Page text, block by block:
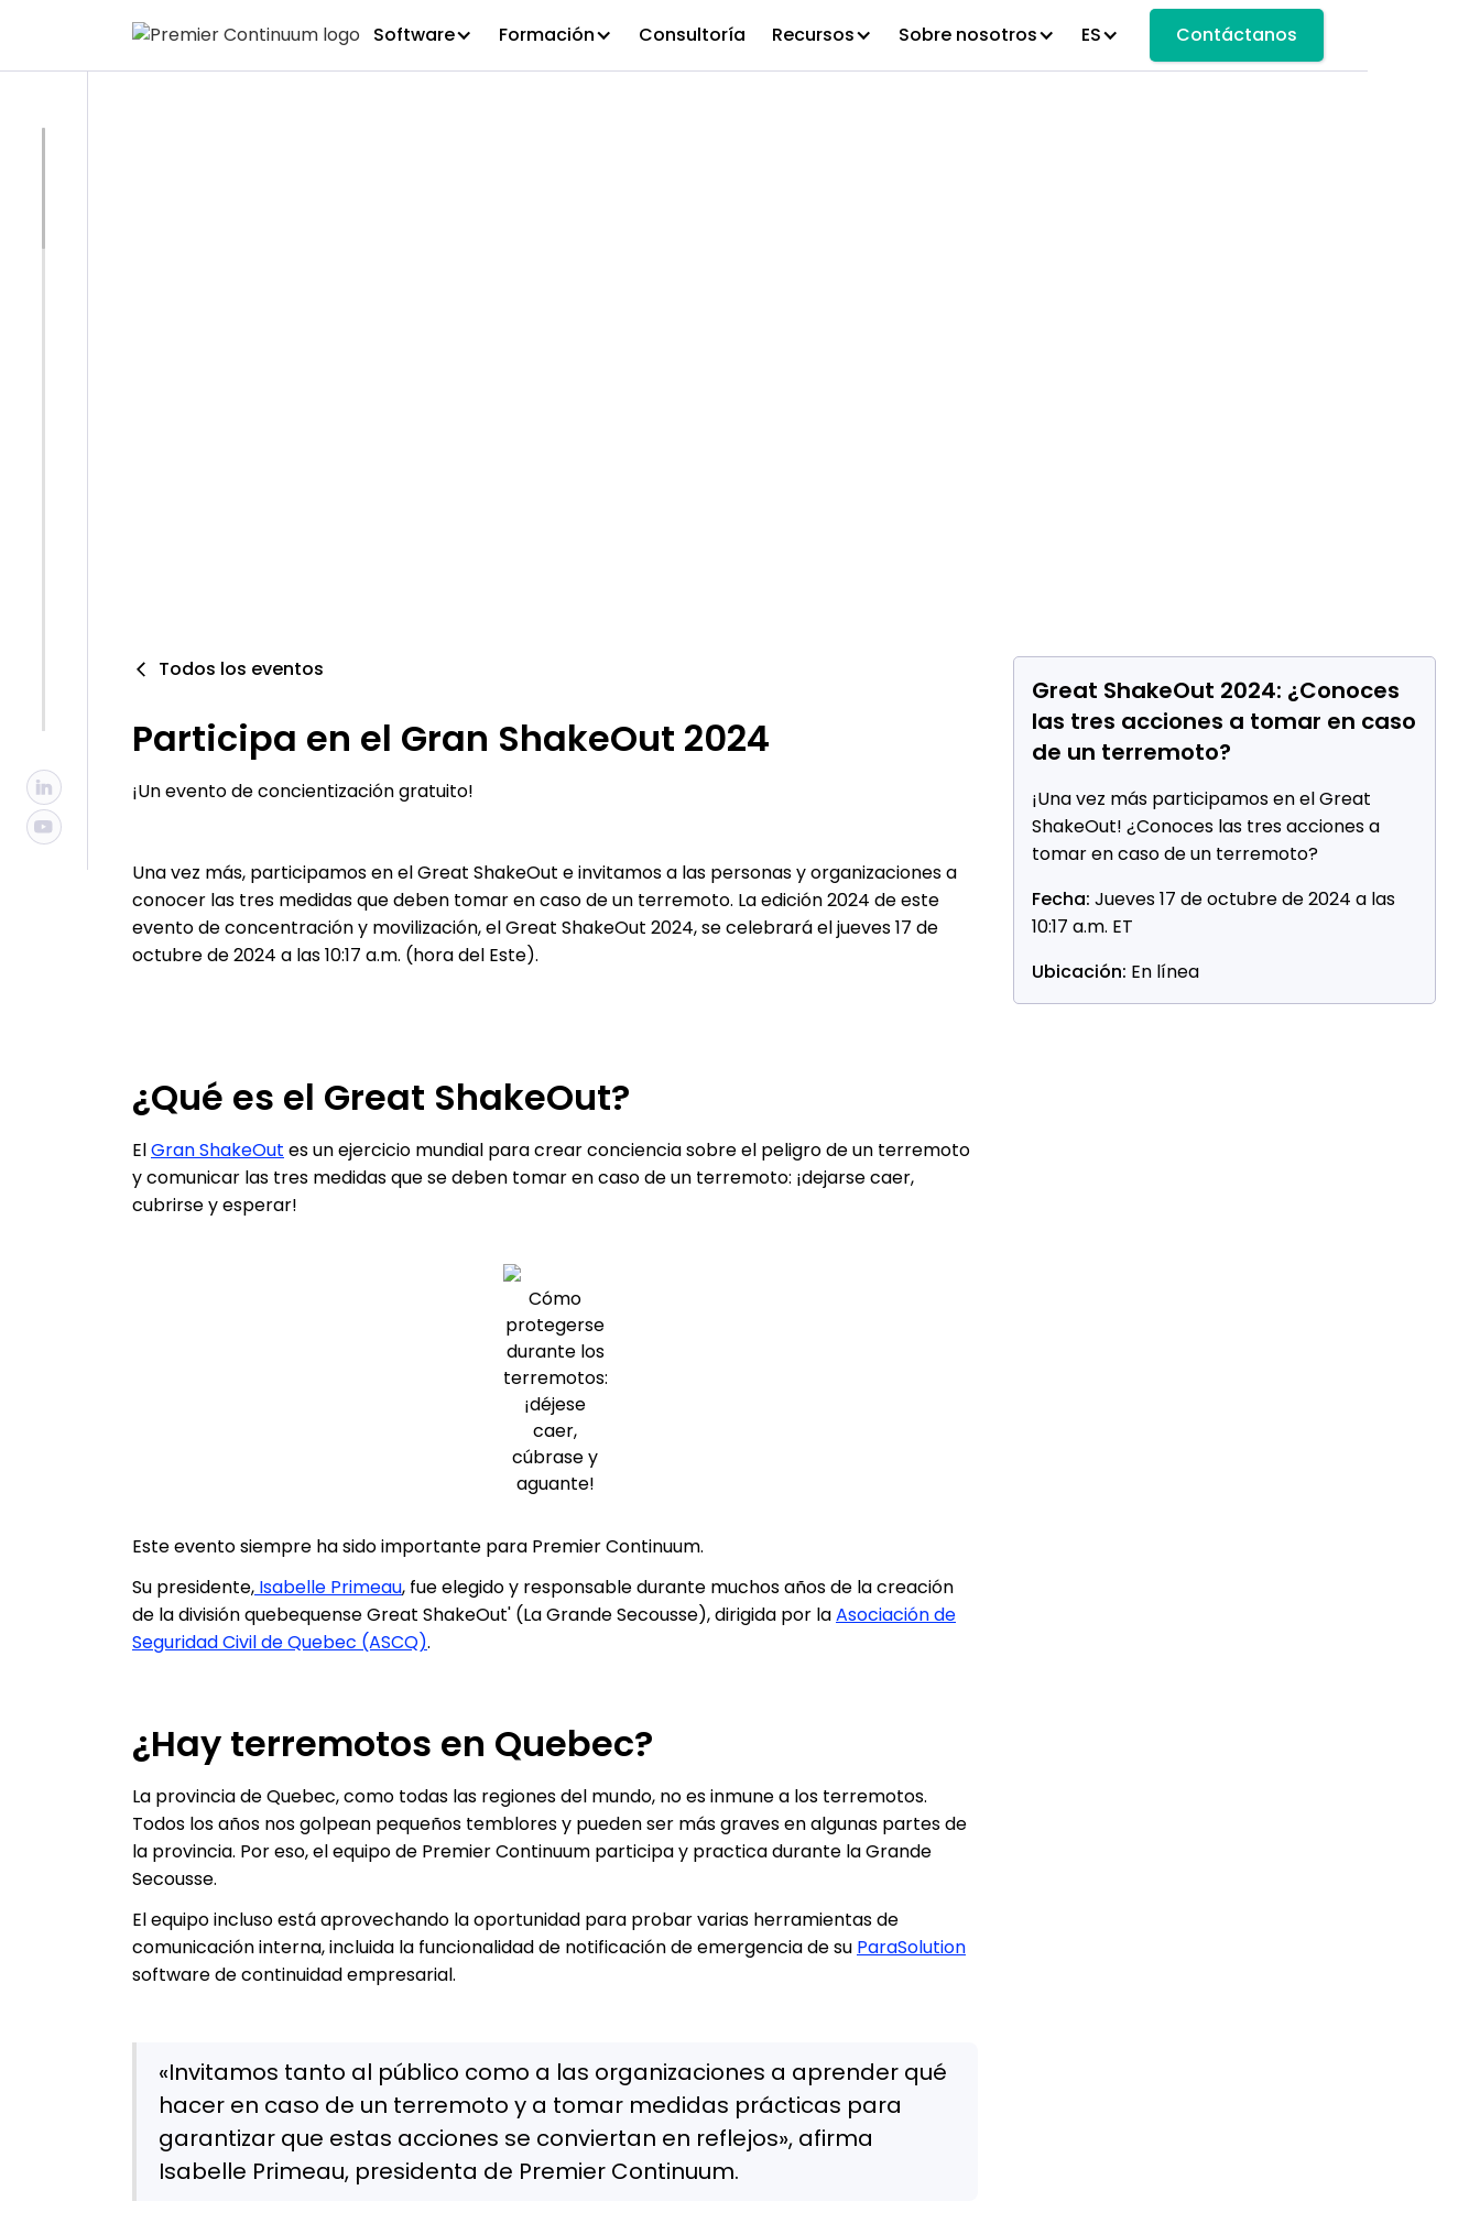
Software Formación Consultoría Recursos Sobre nosotros ES Contáctanos
Todos los eventos
Participa en el Gran ShakeOut 2024
¡Un evento de concientización gratuito!
Una vez más, participamos en el Great ShakeOut e invitamos a las personas y organizaciones a
conocer las tres medidas que deben tomar en caso de un terremoto. La edición 2024 de este
evento de concentración y movilización, el Great ShakeOut 2024, se celebrará el jueves 17 de
octubre de 2024 a las 10:17 a.m. (hora del Este).
¿Qué es el Great ShakeOut?
ElGran ShakeOut es un ejercicio mundial para crear conciencia sobre el peligro de un terremoto
y comunicar las tres medidas que se deben tomar en caso de un terremoto: ¡dejarse caer,
cubrirse y esperar!
Cómo
protegerse
durante los
terremotos:
¡déjese
caer,
cúbrase y
aguante!
Este evento siempre ha sido importante para Premier Continuum.
Su presidente, Isabelle Primeau, fue elegido y responsable durante muchos años de la creación
de la división quebequense Great ShakeOut' (La Grande Secousse), dirigida por laAsociación de
Seguridad Civil de Quebec (ASCQ).
¿Hay terremotos en Quebec?
La provincia de Quebec, como todas las regiones del mundo, no es inmune a los terremotos.
Todos los años nos golpean pequeños temblores y pueden ser más graves en algunas partes de
la provincia. Por eso, el equipo de Premier Continuum participa y practica durante la Grande
Secousse.
El equipo incluso está aprovechando la oportunidad para probar varias herramientas de
comunicación interna, incluida la funcionalidad de notificación de emergencia de su ParaSolution
software de continuidad empresarial.
«Invitamos tanto al público como a las organizaciones a aprender qué
hacer en caso de un terremoto y a tomar medidas prácticas para
garantizar que estas acciones se conviertan en reflejos», afirma
Isabelle Primeau, presidenta de Premier Continuum.
Great ShakeOut 2024: ¿Conoces
las tres acciones a tomar en caso
de un terremoto?
¡Una vez más participamos en el Great
ShakeOut! ¿Conoces las tres acciones a
tomar en caso de un terremoto?
Fecha: Jueves 17 de octubre de 2024 a las
10:17 a.m. ET
Ubicación: En línea